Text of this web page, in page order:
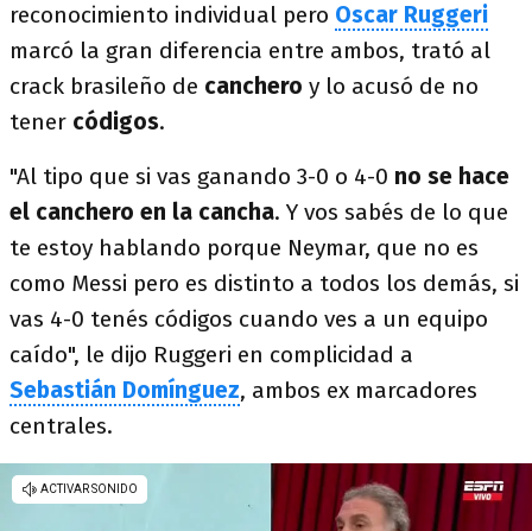
reconocimiento individual pero Oscar Ruggeri
marcó la gran diferencia entre ambos, trató al
crack brasileño de canchero y lo acusó de no
tener códigos.
"Al tipo que si vas ganando 3-0 o 4-0 no se hace
el canchero en la cancha. Y vos sabés de lo que
te estoy hablando porque Neymar, que no es
como Messi pero es distinto a todos los demás, si
vas 4-0 tenés códigos cuando ves a un equipo
caído", le dijo Ruggeri en complicidad a
Sebastián Domínguez, ambos ex marcadores
centrales.